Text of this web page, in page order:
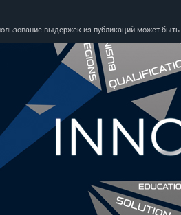
выдержек из публикаций может